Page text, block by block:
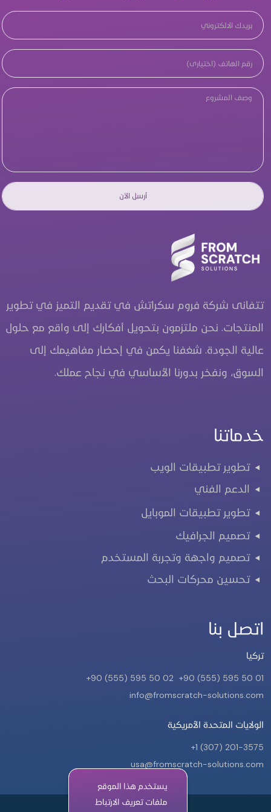
يستخدم هذا الموقع
ملفات تعريف الارتباط
تتفانى شركة فروم سكراتش في تقديم التميز في تطوير
المنتجات. نحن ملتزمون بتحويل أفكارك إلى واقع مع حلول
عالية الجودة. شغفنا يكمن في إحضار مفاهيمك إلى
السوق، ونفخر بدورنا الأساسي في نجاح عملك.
خدماتنا
تطوير تطبيقات الويب
الدعم الفني
تطوير تطبيقات الموبايل
تصميم الجرافيك
تصميم واجهة وتجربة المستخدم
تحسين محركات البحث
اتصل بنا
تركيا
+90 (555) 595 50 01
+90 (555) 595 50 02
info@fromscratch-solutions.com
الولايات المتحدة الأمريكية
+1 (307) 201-3575
usa@fromscratch-solutions.com
أرسل الآن
يستخدم هذا الموقع
ملفات تعريف الارتباط